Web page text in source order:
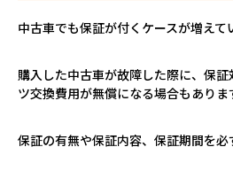
中古車でも保証が付くケースが増えて
購入した中古車が故障した際に、保
ツ交換費用が無償になる場合もありま
保証の有無や保証内容、保証期間を必